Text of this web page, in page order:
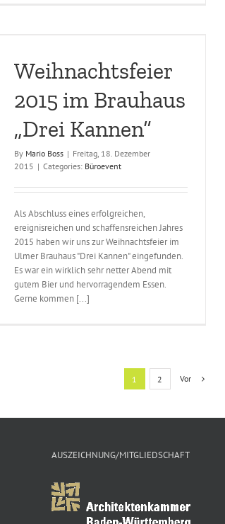
Weihnachtsfeier
2015 im Brauhaus
„Drei Kannen“
By Mario Boss | Freitag, 18. Dezember
2015 | Categories: Büroevent
Als Abschluss eines erfolgreichen,
ereignisreichen und schaffensreichen Jahres
2015 haben wir uns zur Weihnachtsfeier im
Ulmer Brauhaus "Drei Kannen" eingefunden.
Es war ein wirklich sehr netter Abend mit
gutem Bier und hervorragendem Essen.
Gerne kommen [...]
1 2 Vor
AUSZEICHNUNG/MITGLIEDSCHAFT